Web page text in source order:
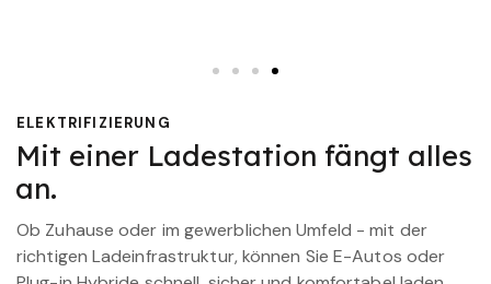
ELEKTRIFIZIERUNG
Mit einer Ladestation fängt alles
an.
Ob Zuhause oder im gewerblichen Umfeld - mit der
richtigen Ladeinfrastruktur, können Sie E-Autos oder